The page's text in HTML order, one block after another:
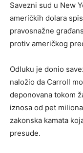
Savezni sud u New
američkih dolara
pravosnažne
protiv američkog
Odluku je donio
naložio da Carroll
deponovana tokom
iznosa od pet
zakonska kamata
presude.